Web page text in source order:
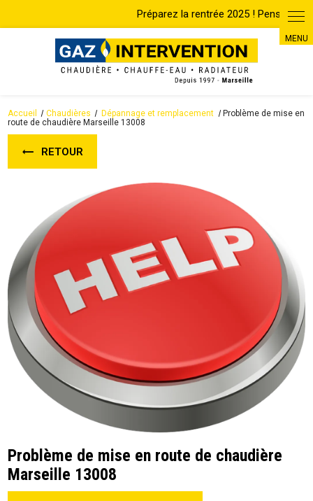
Accueil Chaudières Dépannage et remplacement
Problème de mise en
route de chaudière Marseille 13008
RETOUR
Problème de mise en route de chaudière
Marseille 13008